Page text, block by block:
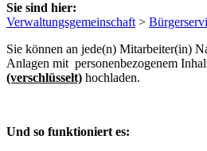
Sie sind hier:
Verwaltungsgemeinschaft >
Sie können an jede(n) Mitarbeiter(in)
Anlagen mit personenbezogenem
(verschlüsselt) hochladen.
Und so funktioniert es: